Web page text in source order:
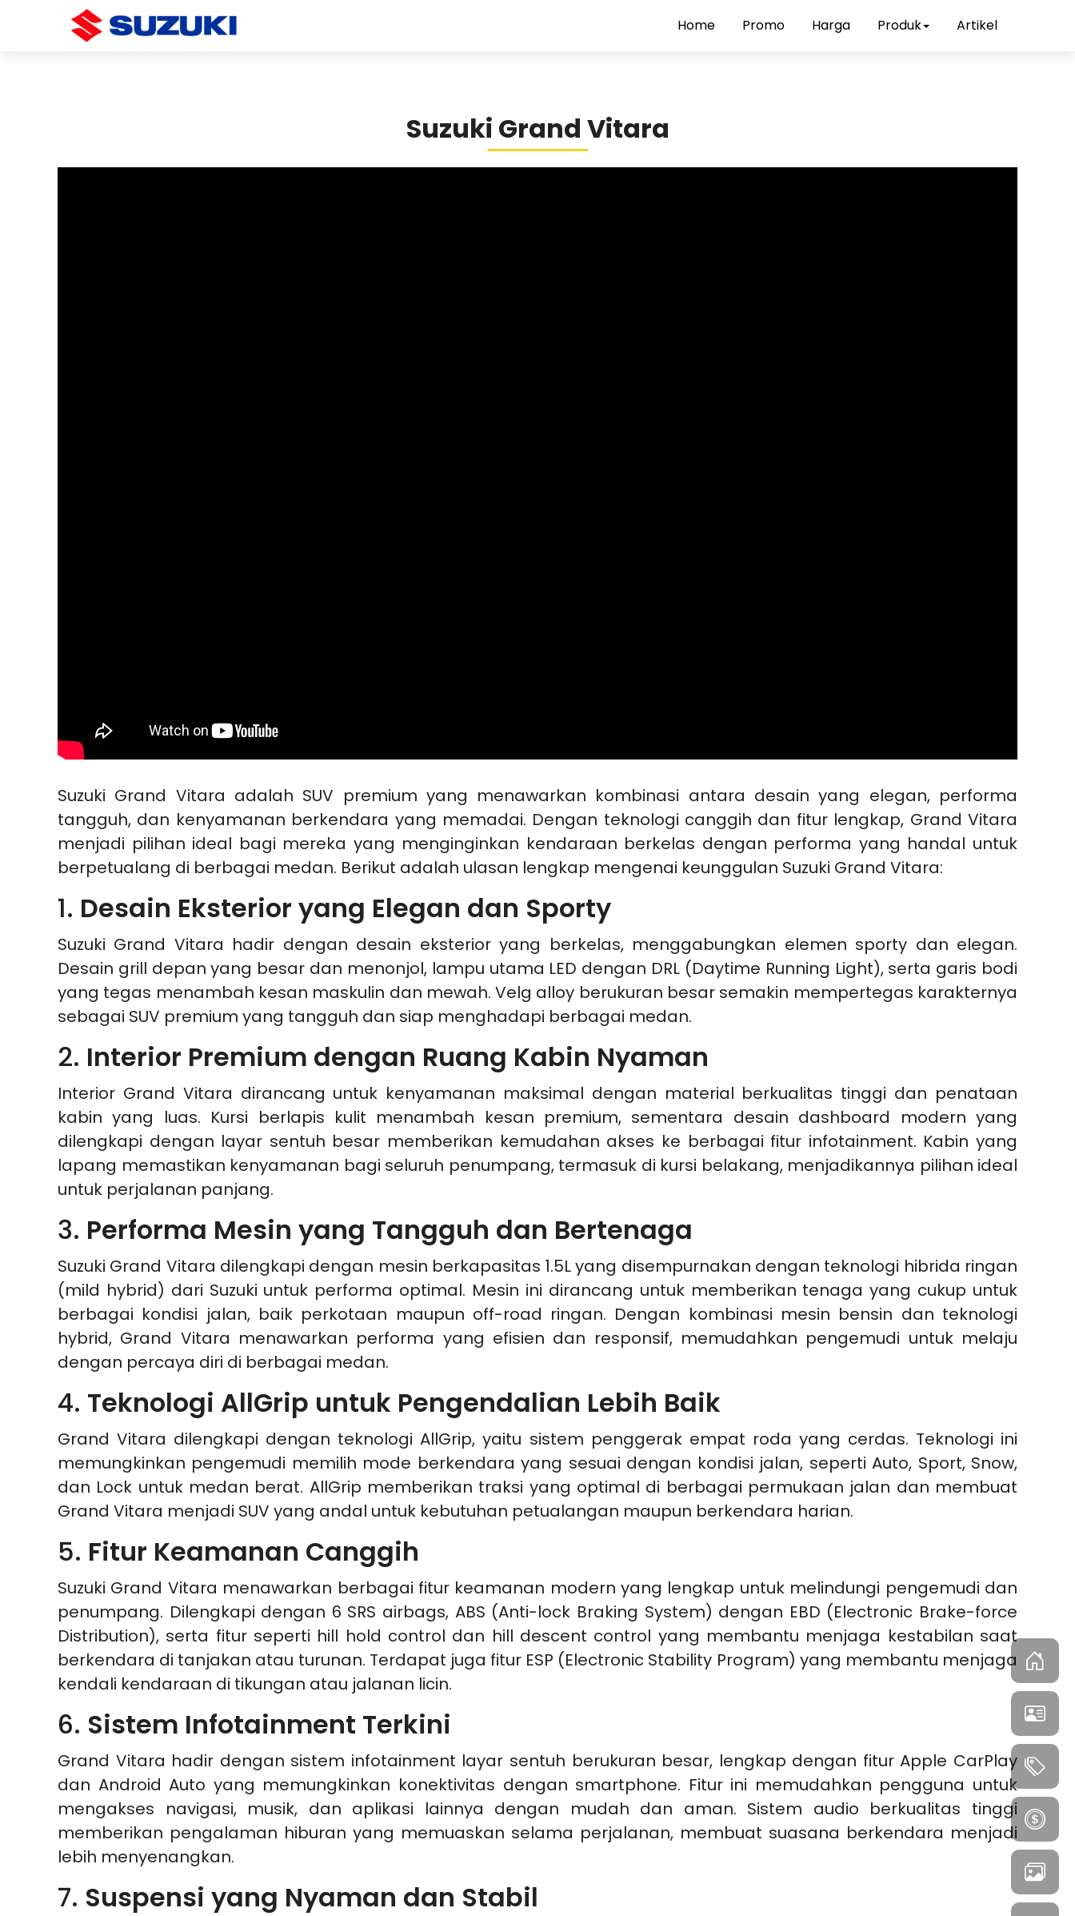
Home Promo Harga Produk Artikel
Suzuki Grand Vitara
Suzuki Grand Vitara adalah SUV premium yang menawarkan kombinasi antara desain yang elegan, performa
tangguh, dan kenyamanan berkendara yang memadai. Dengan teknologi canggih dan fitur lengkap, Grand Vitara
menjadi pilihan ideal bagi mereka yang menginginkan kendaraan berkelas dengan performa yang handal untuk
berpetualang di berbagai medan. Berikut adalah ulasan lengkap mengenai keunggulan Suzuki Grand Vitara:
1. Desain Eksterior yang Elegan dan Sporty
Suzuki Grand Vitara hadir dengan desain eksterior yang berkelas, menggabungkan elemen sporty dan elegan.
Desain grill depan yang besar dan menonjol, lampu utama LED dengan DRL (Daytime Running Light), serta garis bodi
yang tegas menambah kesan maskulin dan mewah. Velg alloy berukuran besar semakin mempertegas karakternya
sebagai SUV premium yang tangguh dan siap menghadapi berbagai medan.
2. Interior Premium dengan Ruang Kabin Nyaman
Interior Grand Vitara dirancang untuk kenyamanan maksimal dengan material berkualitas tinggi dan penataan
kabin yang luas. Kursi berlapis kulit menambah kesan premium, sementara desain dashboard modern yang
dilengkapi dengan layar sentuh besar memberikan kemudahan akses ke berbagai fitur infotainment. Kabin yang
lapang memastikan kenyamanan bagi seluruh penumpang, termasuk di kursi belakang, menjadikannya pilihan ideal
untuk perjalanan panjang.
3. Performa Mesin yang Tangguh dan Bertenaga
Suzuki Grand Vitara dilengkapi dengan mesin berkapasitas 1.5L yang disempurnakan dengan teknologi hibrida ringan
(mild hybrid) dari Suzuki untuk performa optimal. Mesin ini dirancang untuk memberikan tenaga yang cukup untuk
berbagai kondisi jalan, baik perkotaan maupun off-road ringan. Dengan kombinasi mesin bensin dan teknologi
hybrid, Grand Vitara menawarkan performa yang efisien dan responsif, memudahkan pengemudi untuk melaju
dengan percaya diri di berbagai medan.
4. Teknologi AllGrip untuk Pengendalian Lebih Baik
Grand Vitara dilengkapi dengan teknologi AllGrip, yaitu sistem penggerak empat roda yang cerdas. Teknologi ini
memungkinkan pengemudi memilih mode berkendara yang sesuai dengan kondisi jalan, seperti Auto, Sport, Snow,
dan Lock untuk medan berat. AllGrip memberikan traksi yang optimal di berbagai permukaan jalan dan membuat
Grand Vitara menjadi SUV yang andal untuk kebutuhan petualangan maupun berkendara harian.
5. Fitur Keamanan Canggih
Suzuki Grand Vitara menawarkan berbagai fitur keamanan modern yang lengkap untuk melindungi pengemudi dan
penumpang. Dilengkapi dengan 6 SRS airbags, ABS (Anti-lock Braking System) dengan EBD (Electronic Brake-force
Distribution), serta fitur seperti hill hold control dan hill descent control yang membantu menjaga kestabilan saat
berkendara di tanjakan atau turunan. Terdapat juga fitur ESP (Electronic Stability Program) yang membantu menjaga
kendali kendaraan di tikungan atau jalanan licin.
6. Sistem Infotainment Terkini
Grand Vitara hadir dengan sistem infotainment layar sentuh berukuran besar, lengkap dengan fitur Apple CarPlay
dan Android Auto yang memungkinkan konektivitas dengan smartphone. Fitur ini memudahkan pengguna untuk
mengakses navigasi, musik, dan aplikasi lainnya dengan mudah dan aman. Sistem audio berkualitas tinggi
memberikan pengalaman hiburan yang memuaskan selama perjalanan, membuat suasana berkendara menjadi
lebih menyenangkan.
7. Suspensi yang Nyaman dan Stabil